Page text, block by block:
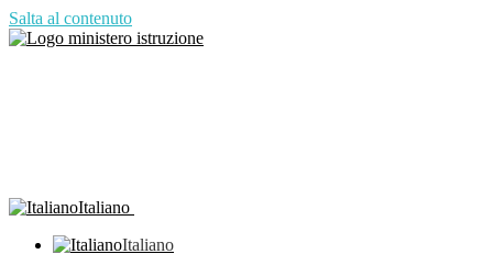
Salta al contenuto
Italiano
Italiano